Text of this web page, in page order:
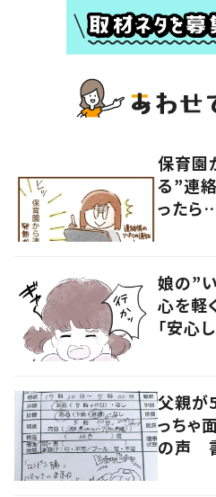
保育園
る”連
ったら…
娘の”
心を軽
「安心
父親が
っちゃ
の声